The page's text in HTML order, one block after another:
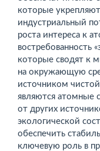
которые
индустриальный
роста интереса к
востребованность
которые сводят к
на окружающую
источником
являются атомные
от других
экологической
обеспечить
ключевую роль в